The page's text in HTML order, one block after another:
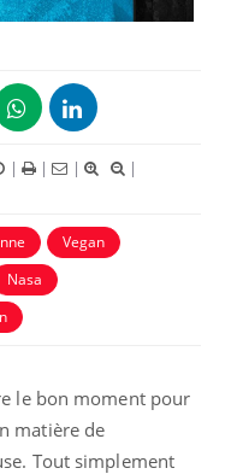
| | |
|
Vegan
Nasa
le bon moment pour
matière de
Tout simplement